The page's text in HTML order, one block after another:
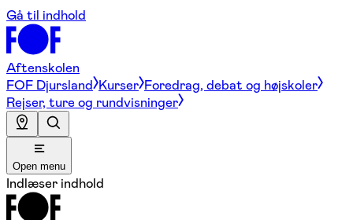
Gå til indhold
Aftenskolen
FOF Djursland Kurser Foredrag, debat og højskoler
Rejser, ture og rundvisninger
Open menu
Indlæser indhold